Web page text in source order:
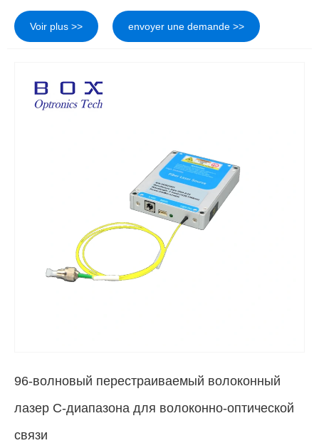
Voir plus >> envoyer une demande >>
96-волновый перестраиваемый волоконный
лазер C-диапазона для волоконно-оптической
связи